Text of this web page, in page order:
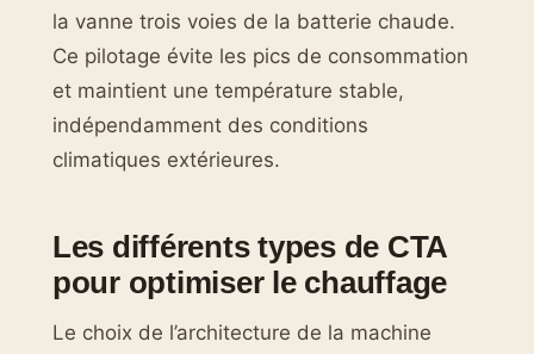
la vanne trois voies de la batterie chaude.
Ce pilotage évite les pics de consommation
et maintient une température stable,
indépendamment des conditions
climatiques extérieures.
Les différents types de CTA
pour optimiser le chauffage
Le choix de l’architecture de la machine